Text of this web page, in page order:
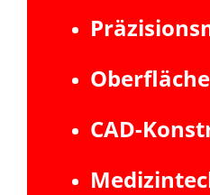
CAD-